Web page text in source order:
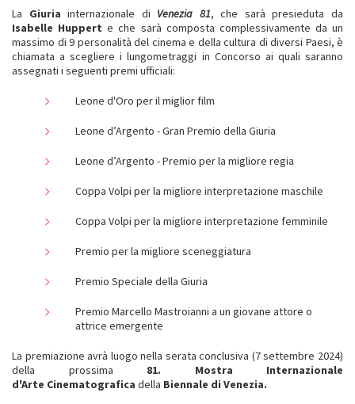
La Giuriainternazionale di Venezia 81, che sarà presieduta da
Isabelle Hupperte che sarà composta complessivamente da un
massimo di 9 personalità del cinema e della cultura di diversi Paesi, è
chiamata a scegliere i lungometraggi in Concorso ai quali saranno
assegnati i seguenti premi ufficiali:
Leone d'Oro per il miglior film
Leone d’Argento - Gran Premio della Giuria
Leone d’Argento - Premio per la migliore regia
Coppa Volpi per la migliore interpretazione maschile
Coppa Volpi per la migliore interpretazione femminile
Premio per la migliore sceneggiatura
Premio Speciale della Giuria
Premio Marcello Mastroianni a un giovane attore o
attrice emergente
La premiazione avrà luogo nella serata conclusiva (7 settembre 2024)
della prossima 81. Mostra Internazionale
d'Arte Cinematografica della Biennale di Venezia.